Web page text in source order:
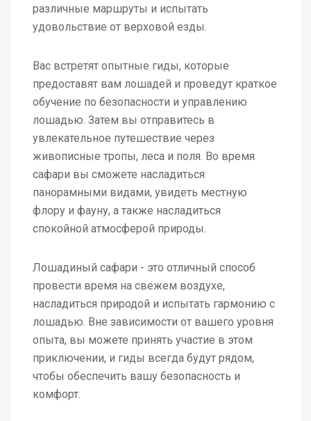
различные маршруты и испытать
удовольствие от верховой езды.
Вас встретят опытные гиды, которые
предоставят вам лошадей и проведут краткое
обучение по безопасности и управлению
лошадью. Затем вы отправитесь в
увлекательное путешествие через
живописные тропы, леса и поля. Во время
сафари вы сможете насладиться
панорамными видами, увидеть местную
флору и фауну, а также насладиться
спокойной атмосферой природы.
Лошадиный сафари - это отличный способ
провести время на свежем воздухе,
насладиться природой и испытать гармонию с
лошадью. Вне зависимости от вашего уровня
опыта, вы можете принять участие в этом
приключении, и гиды всегда будут рядом,
чтобы обеспечить вашу безопасность и
комфорт.